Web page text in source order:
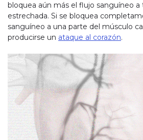
bloquea aún más el flujo sanguíneo a
estrechada. Si se bloquea
sanguíneo a una parte del músculo
producirse un ataque al corazón.